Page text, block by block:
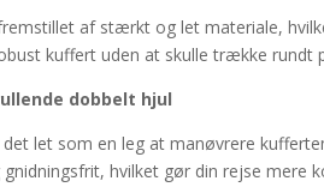
af stærkt og let materiale,
kuffert uden at skulle trække rundt
dobbelt hjul
let som en leg at manøvrere
hvilket gør din rejse mere